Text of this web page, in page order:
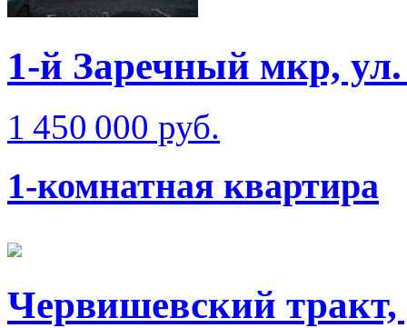
1-й Заречный мкр, ул.
1 450 000 руб.
1-комнатная квартира
Червишевский тракт,